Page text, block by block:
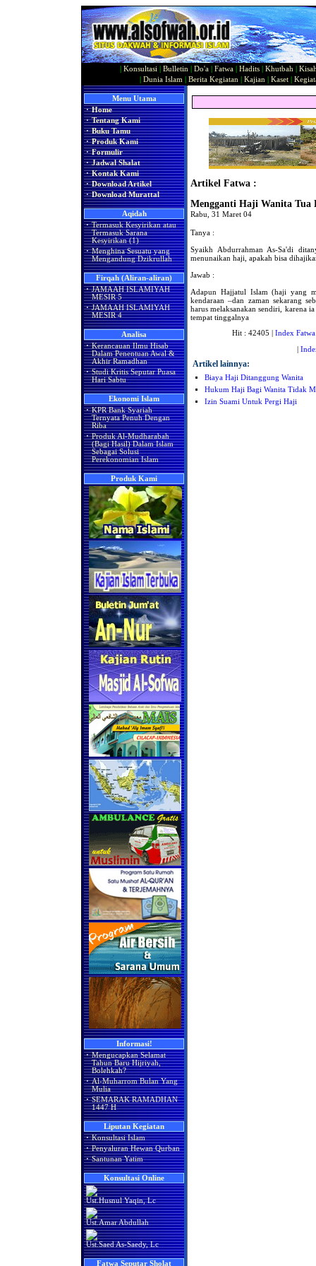
Konsultasi Bulletin Do'a Fatwa Hadits Khutbah
Dunia Islam Berita Kegiatan Kajian Kaset|
Menu Utama
· Home
· Tentang Kami
· Buku Tamu
· Produk Kami
· Formulir
· Jadwal Shalat
· Kontak Kami
· Download Artikel
· Download Murattal
Aqidah
· Termasuk Kesyirikan atau
Termasuk Sarana
Kesyirikan (1)
· Menghina Sesuatu yang
Mengandung Dzikrullah
Firqah (Aliran-aliran)
· JAMAAH ISLAMIYAH
MESIR 5
· JAMAAH ISLAMIYAH
MESIR 4
Analisa
· Kerancauan Ilmu Hisab
Dalam Penentuan Awal &
Akhir Ramadhan
· Studi Kritis Seputar Puasa
Hari Sabtu
Ekonomi Islam
· KPR Bank Syariah
Ternyata Penuh Dengan
Riba
· Produk Al-Mudharabah
(Bagi Hasil) Dalam Islam
Sebagai Solusi
Perekonomian Islam
Produk Kami
Informasi!
· Mengucapkan Selamat
Tahun Baru Hijriyah,
Bolehkah?
· Al-Muharrom Bulan Yang
Mulia
· SEMARAK RAMADHAN
1447 H
Liputan Kegiatan
· Konsultasi Islam
· Penyaluran Hewan Qurban
· Santunan Yatim
Konsultasi Online
Ust.Husnul Yaqin, Lc
Ust.Amar Abdullah
Ust.Saed As-Saedy, Lc
Fatwa Seputar Sholat
Artikel Fatwa :
Mengganti Haji Wanita Tua
Rabu, 31 Maret 04
Tanya :
Syaikh Abdurrahman As-Sa'di
menunaikan haji, apakah bisa
Jawab :
Adapun Hajjatul Islam (haji yang
kendaraan –dan zaman sekarang
harus melaksanakan sendiri, karena
tempat tinggalnya
Hit : 42405 | Index Fatwa
|
Artikel lainnya:
Biaya Haji Ditanggung Wanita
Hukum Haji Bagi Wanita Tidak
Izin Suami Untuk Pergi Haji